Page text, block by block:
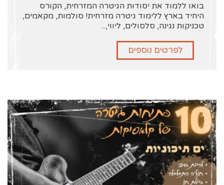
בואו ללמוד את יסודות הגיטרה המזרחית, הקורס
היחיד בארץ ללימוד גיטרה מזרחית! סולמות, מקאמים,
טכניקות נגינה, סלסולים, ליווי,...
לפרטים נוספים